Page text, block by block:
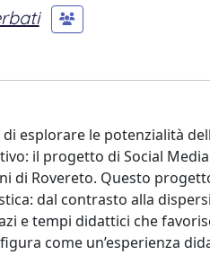
esplorare le potenzialità
il progetto di Social
di Rovereto. Questo
dal contrasto alla
e tempi didattici che
come un’esperienza